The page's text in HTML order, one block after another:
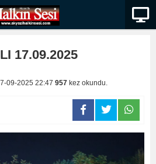
17.09.2025
09-2025 22:47 957 kez okundu.